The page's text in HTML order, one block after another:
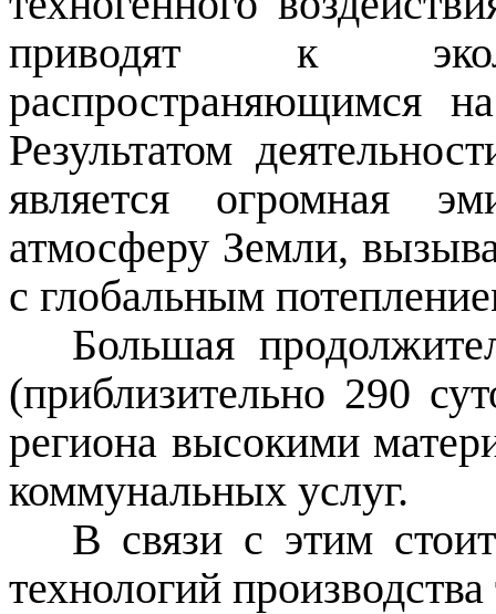
приводят к
распространяющимся
Результатом
является огромная
атмосферу Земли,
с глобальным
Большая
(приблизительно 290
региона высокими
коммунальных услуг.
В связи с этим
технологий